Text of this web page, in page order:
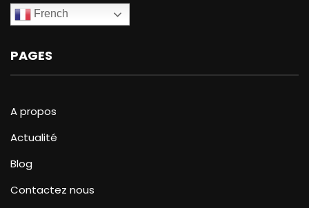
French
PAGES
A propos
Actualité
Blog
Contactez nous